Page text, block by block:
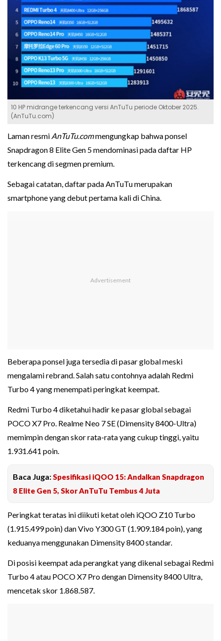
10 HP midrange terkencang versi AnTuTu periode Oktober 2025.
(AnTuTu.com)
Laman resmi AnTuTu.commengungkap bahwa ponsel
Snapdragon 8 Elite Gen 5 mendominasi pada daftar HP
terkencang di segmen premium.
Sebagai catatan, daftar pada AnTuTu merupakan
smartphone yang debut pertama kali di China.
Beberapa ponsel juga tersedia di pasar global meski
mengalami rebrand. Salah satu contohnya adalah Redmi
Turbo 4 yang menempati peringkat keempat.
Redmi Turbo 4 diketahui hadir ke pasar global sebagai
POCO X7 Pro. Realme Neo 7 SE (Dimensity 8400-Ultra)
memimpin dengan skor rata-rata yang cukup tinggi, yaitu
1.931.641 poin.
Baca Juga:Spesifikasi iQOO 15: Andalkan Snapdragon
8 Elite Gen 5, Skor AnTuTu Tembus 4 Juta
Peringkat teratas ini diikuti ketat oleh iQOO Z10 Turbo
(1.915.499 poin) dan Vivo Y300 GT (1.909.184 poin), yang
keduanya menggunakan Dimensity 8400 standar.
Di posisi keempat ada perangkat yang dikenal sebagai Redmi
Turbo 4 atau POCO X7 Pro dengan Dimensity 8400 Ultra,
mencetak skor 1.868.587.